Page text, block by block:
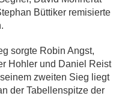
Büttiker remisierte
sorgte Robin Angst,
Hohler und Daniel Reist
zweiten Sieg liegt
der Tabellenspitze der